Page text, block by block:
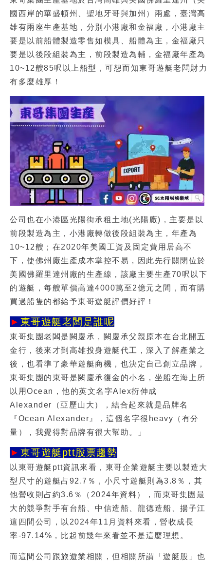
國西岸的華盛頓州、聖地牙哥與加州）兩處，臺灣高
雄有兩座生產基地，分別小港廠和金福廠，小港廠主
要是以前船體製造零售如模具、船體為主，金福廠只
要是以後段組裝為主，前段製造為輔，金福廠年產為
10~12艘85呎以上船型，可想而知東哥遊艇老闆 財力
有多麼雄厚！
公司也在小港區光陽街承租土地(光陽廠)，主要是以
前段製造為主，小港廠轉做後段組裝為主，年產為
10~12艘；在2020年美國工資及固定費用居高不
下，使佛州廠生產成本掌控不易，因此先行關閉位於
美國佛羅里達州廠的生產線，該廠主要生產70呎以下
的遊艇，每艘單價高達4000萬至2億元之間，而有購
買過船隻的都給予東哥遊艇評價好評！
► 東哥遊艇老闆是誰呢
東哥集團老闆是闕慶承，闕慶承父親原本在台北開五
金行，後來才到高雄投身遊艇代工，深入了解產業之
後，也看準了豪華遊艇商機，也決定自己創立品牌，
東哥集團的東哥是闕慶承復金的小名，坐船在海上所
以用Ocean，他的英文名字Alex衍伸成
Alexander（亞歷山大），結合起來就是品牌名
『Ocean Alexander』，這個名字很heavy（有分
量），我覺得對品牌有很大幫助。」
► 東哥遊艇ptt股票趨勢
以 東哥遊艇ptt資訊來看，東哥企業遊艇主要以製造大
型尺寸的遊艇占92.7％，小尺寸遊艇則為3.8％，其
他營收則占約3.6％（2024年資料），而東哥集團最
大的競爭對手有台船、中信造船、龍德造船、揚子江
這四間公司，以2024年11月資料來看，營收成長
率-97.14%，比起前幾年來看並不是這麼理想。
而這間公司跟旅遊業相關，但相關所謂「遊艇股」也